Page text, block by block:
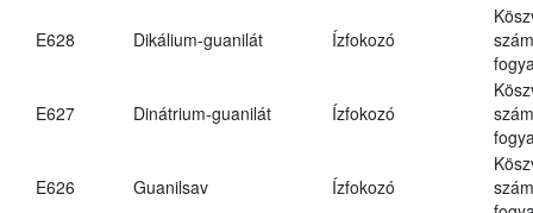
E628 Dikálium-guanilát Ízfokozó
E627 Dinátrium-guanilát Ízfokozó
E626 Guanilsav Ízfokozó